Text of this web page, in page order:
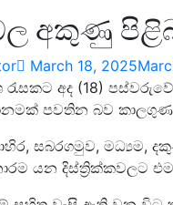
අකුණු
March 18, 2025
රැසකට අද (18)
පවතින බව කාලගුණ
සබරගමුව, මධ්‍යම,
යන දිස්ත්‍රික්කවලට